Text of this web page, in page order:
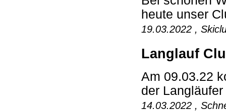
heute unser
19.03.2022 ,
Langlauf
Am 09.03.22
der
14.03.2022 ,